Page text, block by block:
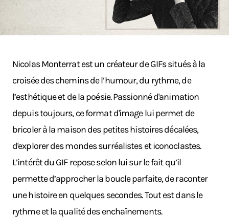
Nicolas Monterrat est un créateur de GIFs situés à la
croisée des chemins de l’humour, du rythme, de
l’esthétique et de la poésie. Passionné d'animation
depuis toujours, ce format d'image lui permet de
bricoler à la maison des petites histoires décalées,
d'explorer des mondes surréalistes et iconoclastes.
L’intérêt du GIF repose selon lui sur le fait qu’il
permette d’approcher la boucle parfaite, de raconter
une histoire en quelques secondes. Tout est dans le
rythme et la qualité des enchaînements.